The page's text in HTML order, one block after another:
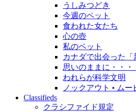
うしみつどき
今週のペット
食われた女たち
心の壺
私のペット
カナダで出会った「
思いのままに・・
われらが科学文明
ノックアウト • ムー
Classifieds
クラシファイド規定